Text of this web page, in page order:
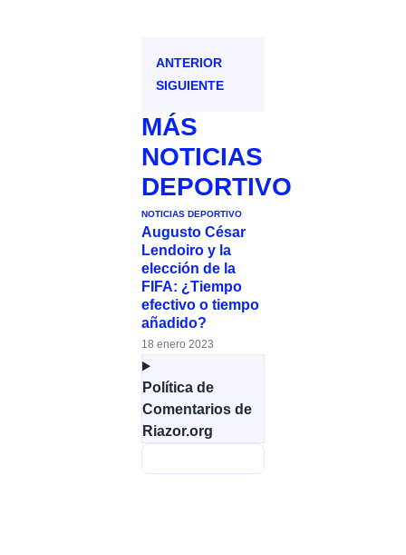
ANTERIOR
SIGUIENTE
MÁS
NOTICIAS
DEPORTIVO
NOTICIAS DEPORTIVO
Augusto César
Lendoiro y la
elección de la
FIFA: ¿Tiempo
efectivo o tiempo
añadido?
18 enero 2023
Política de
Comentarios de
Riazor.org